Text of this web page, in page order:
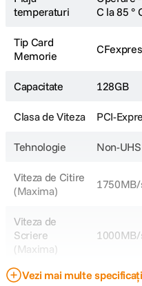
temperaturi
C la 85 °
Tip Card
Memorie
Capacitate 128GB
Clasa de Viteza PCI-
Tehnologie Non-UHS
Viteza de Citire
(Maxima)
Viteza de
Scriere
(Maxima)
Vezi mai multe